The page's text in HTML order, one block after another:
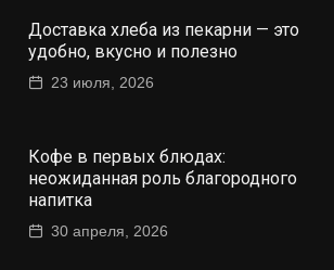
Доставка хлеба из пекарни — это
удобно, вкусно и полезно
23 июля, 2026
Кофе в первых блюдах:
неожиданная роль благородного
напитка
30 апреля, 2026